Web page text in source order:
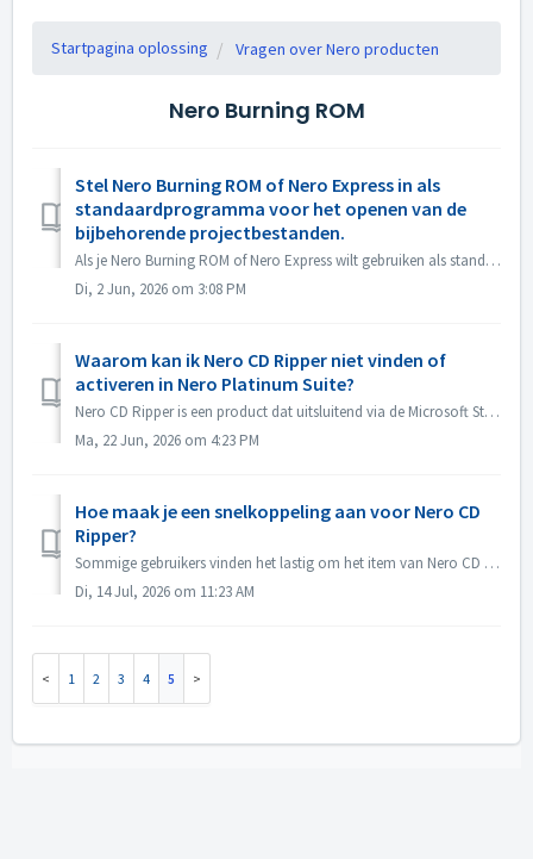
Startpagina oplossing Vragen over Nero producten
Nero Burning ROM
Stel Nero Burning ROM of Nero Express in als
standaardprogramma voor het openen van de
bijbehorende projectbestanden.
Als je Nero Burning ROM of Nero Express wilt gebruiken als standaardprogramma voor het openen van Nero Burning ROM-projectbestanden of Nero Express-projecte...
Di, 2 Jun, 2026 om 3:08 PM
Waarom kan ik Nero CD Ripper niet vinden of
activeren in Nero Platinum Suite?
Nero CD Ripper is een product dat uitsluitend via de Microsoft Store (https://apps.microsoft.com/detail/9NSNQ0CPD06G) wordt aangeboden en is niet inbegrepen...
Ma, 22 Jun, 2026 om 4:23 PM
Hoe maak je een snelkoppeling aan voor Nero CD
Ripper?
Sommige gebruikers vinden het lastig om het item van Nero CD Ripper te vinden en moeten elke keer naar de Microsoft Store gaan om het programma te openen. ...
Di, 14 Jul, 2026 om 11:23 AM
1 2 3 4 5